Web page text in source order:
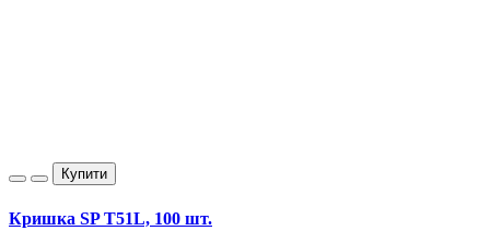
Купити
Кришка SP T51L, 100 шт.